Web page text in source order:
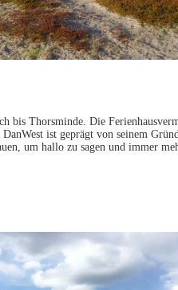
bis Thorsminde. Die
ist geprägt von seinem
um hallo zu sagen und immer